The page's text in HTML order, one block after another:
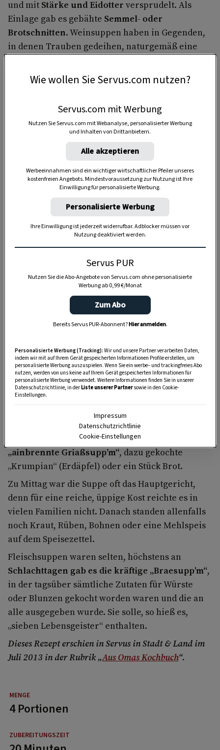
und mit Stärke und Eidotter versprudelt. Als
Einlage gab es gebähte Semmel- oder
Brotschnitten. Weinsuppen haben in Gegenden,
in denen Trauben gedeihen, naturgemäß eine
Die Kombination mit Zimt findet sich quer
Verwandten der burgenländischen Variante,
der„Terlaner Weinsuppe“ aus Südtirol
empfiehlt sich allerdings eine kräftige
Rindsuppe als Hauptzutat, der Wein ist in der
Terlaner Suppe nur ein Geschmack und Säure
verleihender Bestandteil.
Und noch einen wichtigen Unterschied gibt
Der Zimt wird in der Südtiroler Version
meist nicht mitgekocht, sondern auf die
traditionelle Einlage – geröstete Brotwürfel –
gestreut. Wer’s noch ein bisschen würziger
und deftiger mag, der brät am Anfang
gehackte Zwiebeln in Butter an und kocht sie
in der Suppe weich.
Suppengeschichte
„Suppenschaben“wurden die Burgenländer
einst nicht sehr schmeichelhaft genannt.
Tatsächlich stand in Pannonien oft ein großer
dampfender Topf, aus dem gemeinsam gelöffelt
wurde, auf dem Esstisch. Schon zum Frühstück
„ainbrennte Supp’m“
„ainbrennte Griaßsupp’m“, dazu gekochte
„Krumpian“ (Erdäpfel) oder ein Stück Brot.
Zu Mittag war die Suppe oft das Hauptgericht,
denn für eine reiche, üppige Kost reichte es in
vielen Familien nicht. Danach standen allenfalls
noch Kraut, Rüben, Bohnen oder eine Mehlspeis
auf dem Speisezettel.
Fleischsuppen waren selten, höchstens an
Schlachttagen gab es die kräftige „Braesupp’m“,
in der tagsüber sämtliche Zutaten für Würste
oder Blunzen gekocht worden waren und die an
alle ausgegeben wurde. Sie solle, so hieß es,
„sieben Lebensgeister“ enthalten.
Dieses Rezept erschien in Servus in Stadt & Land im
Juli 2013 in der Rubrik „Aus Omas Kochbuch“.
4 Portionen
Wie wollen Sie Servus.com nutzen?
Servus.com mit Werbung
Nutzen Sie Servus.com mit Webanalyse, personalisierter Werbung
und Inhalten von Drittanbietern.
Alle akzeptieren
Werbeeinnahmen sind ein wichtiger wirtschaftlicher Pfeiler unseres
kostenfreien Angebots. Mindestvoraussetzung zur Nutzung ist Ihre
Einwilligung für personalisierte Werbung.
Personalisierte Werbung
Ihre Einwilligung ist jederzeit widerrufbar. Adblocker müssen vor
Nutzung deaktiviert werden.
Servus PUR
Nutzen Sie die Abo-Angebote von Servus.com ohne personalisierte
Werbung ab 0,99 €/Monat
Zum Abo
Bereits Servus PUR-Abonnent?Hier anmelden.
Personalisierte Werbung (Tracking): Wir und unsere Partner verarbeiten Daten,
indem wir mit auf Ihrem Gerät gespeicherten Informationen Profile erstellen, um
personalisierte Werbung auszuspielen. Wenn Sie ein werbe– und trackingfreies Abo
nutzen, werden von uns keine auf Ihrem Gerät gespeicherten Informationen für
personalisierte Werbung verwendet. Weitere Informationen finden Sie in unserer
Datenschutzrichtlinie, in derListe unserer Partnersowie in den Cookie-
Einstellungen.
Impressum
Datenschutzrichtlinie
Cookie-Einstellungen